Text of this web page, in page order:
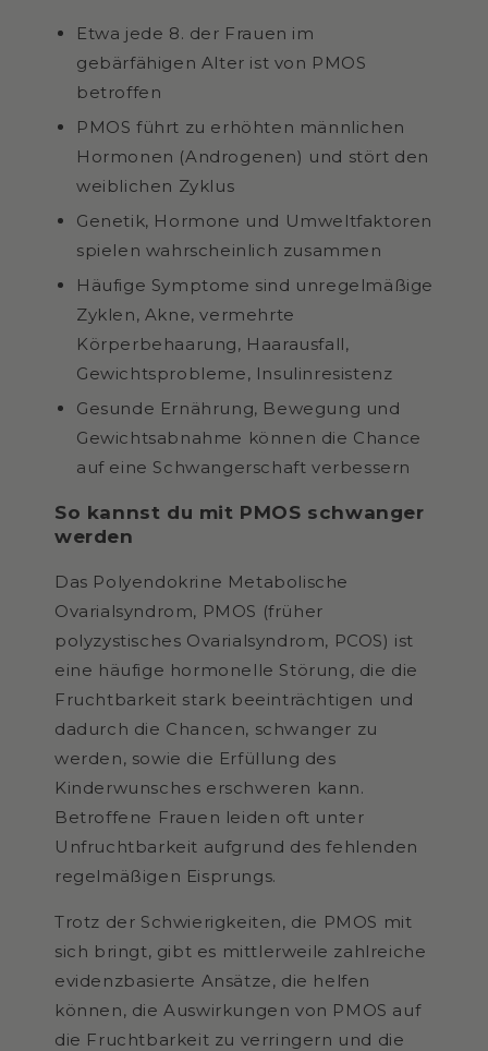
Etwa jede 8. der Frauen im
gebärfähigen Alter ist von PMOS
betroffen
PMOS führt zu erhöhten männlichen
Hormonen (Androgenen) und stört den
weiblichen Zyklus
Genetik, Hormone und Umweltfaktoren
spielen wahrscheinlich zusammen
Häufige Symptome sind unregelmäßige
Zyklen, Akne, vermehrte
Körperbehaarung, Haarausfall,
Gewichtsprobleme, Insulinresistenz
Gesunde Ernährung, Bewegung und
Gewichtsabnahme können die Chance
auf eine Schwangerschaft verbessern
So kannst du mit PMOS schwanger
werden
Das Polyendokrine Metabolische
Ovarialsyndrom, PMOS (früher
polyzystisches Ovarialsyndrom, PCOS) ist
eine häufige hormonelle Störung, die die
Fruchtbarkeit stark beeinträchtigen und
dadurch die Chancen, schwanger zu
werden, sowie die Erfüllung des
Kinderwunsches erschweren kann.
Betroffene Frauen leiden oft unter
Unfruchtbarkeit aufgrund des fehlenden
regelmäßigen Eisprungs.
Trotz der Schwierigkeiten, die PMOS mit
sich bringt, gibt es mittlerweile zahlreiche
evidenzbasierte Ansätze, die helfen
können, die Auswirkungen von PMOS auf
die Fruchtbarkeit zu verringern und die